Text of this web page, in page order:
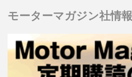
モーターマガジン社情報